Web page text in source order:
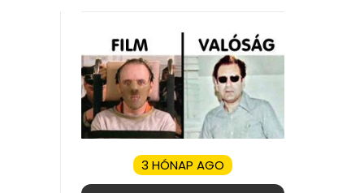
3 HÓNAP AGO